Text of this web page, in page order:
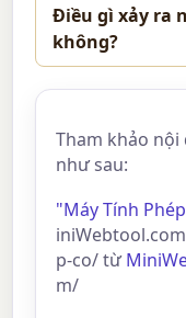
Điều gì xảy ra
không?
Tham khảo
như sau:
"Máy Tính
p-co/ từ
m/